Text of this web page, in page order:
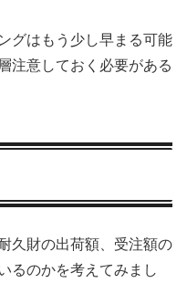
グはもう少し早まる可能
注意しておく必要がある
久財の出荷額、受注額の
るのかを考えてみまし